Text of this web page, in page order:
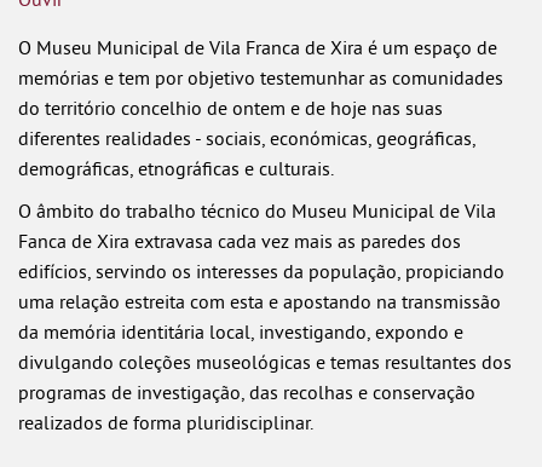
O Museu Municipal de Vila Franca de Xira é um espaço de
memórias e tem por objetivo testemunhar as comunidades
do território concelhio de ontem e de hoje nas suas
diferentes realidades - sociais, económicas, geográficas,
demográficas, etnográficas e culturais.
O âmbito do trabalho técnico do Museu Municipal de Vila
Fanca de Xira extravasa cada vez mais as paredes dos
edifícios, servindo os interesses da população, propiciando
uma relação estreita com esta e apostando na transmissão
da memória identitária local, investigando, expondo e
divulgando coleções museológicas e temas resultantes dos
programas de investigação, das recolhas e conservação
realizados de forma pluridisciplinar.